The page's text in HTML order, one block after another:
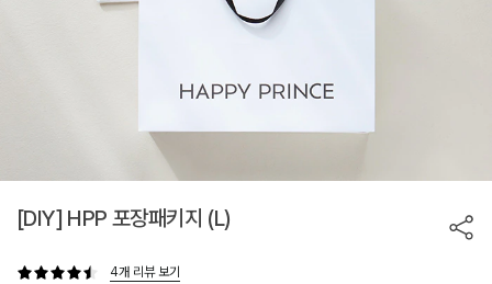
[DIY] HPP 포장패키지 (L)
4개 리뷰 보기